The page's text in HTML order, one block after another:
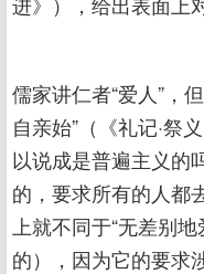
儒家讲仁者“爱人”，
自亲始”（《礼记·祭
以说成是普遍主义的
的，要求所有的人都
上就不同于“无差别
的），因为它的要求